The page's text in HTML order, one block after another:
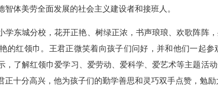
体美劳全面发展的社会主义建设者和接班人。
学东城分校，花开正艳、树绿正浓，书声琅琅、欢歌阵阵
的红领巾。王君正微笑着向孩子们问好，并和他们一起
，了解红领巾爱学习、爱劳动、爱科学、爱艺术等主题活
十分高兴，他为孩子们的勤学善思和灵巧双手点赞，勉